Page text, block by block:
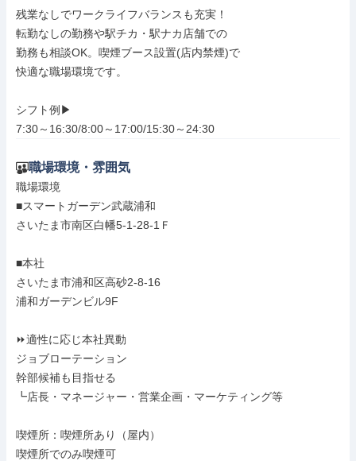
残業なしでワークライフバランスも充実！
転勤なしの勤務や駅チカ・駅ナカ店舗での
勤務も相談OK。喫煙ブース設置(店内禁煙)で
快適な職場環境です。
シフト例▶
7:30～16:30/8:00～17:00/15:30～24:30
職場環境・雰囲気
職場環境
■スマートガーデン武蔵浦和
さいたま市南区白幡5-1-28-1Ｆ
■本社
さいたま市浦和区高砂2-8-16
浦和ガーデンビル9F
⏩適性に応じ本社異動
ジョブローテーション
幹部候補も目指せる
┗店長・マネージャー・営業企画・マーケティング等
喫煙所：喫煙所あり（屋内）
喫煙所でのみ喫煙可